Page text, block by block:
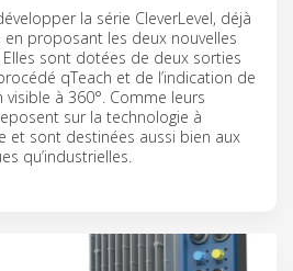
la série CleverLevel, déjà
proposant les deux nouvelles
Elles sont dotées de deux sorties
qTeach et de l’indication de
à 360°. Comme leurs
sur la technologie à
et sont destinées aussi bien aux
qu’industrielles.